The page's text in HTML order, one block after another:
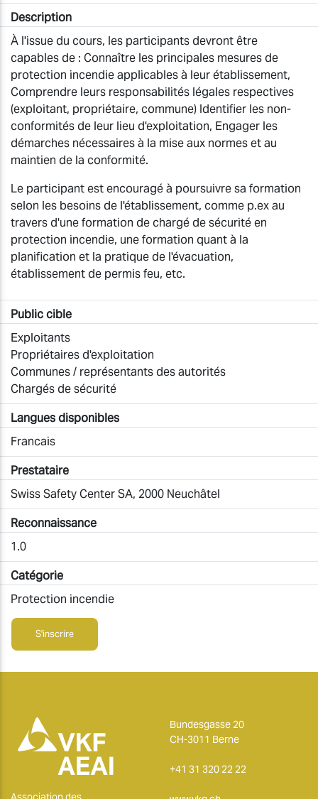
Description
À l'issue du cours, les participants devront être
capables de : Connaître les principales mesures de
protection incendie applicables à leur établissement,
Comprendre leurs responsabilités légales respectives
(exploitant, propriétaire, commune) Identifier les non-
conformités de leur lieu d'exploitation, Engager les
démarches nécessaires à la mise aux normes et au
maintien de la conformité.
Le participant est encouragé à poursuivre sa formation
selon les besoins de l'établissement, comme p.ex au
travers d'une formation de chargé de sécurité en
protection incendie, une formation quant à la
planification et la pratique de l'évacuation,
établissement de permis feu, etc.
Public cible
Exploitants
Propriétaires d'exploitation
Communes / représentants des autorités
Chargés de sécurité
Langues disponibles
Francais
Prestataire
Swiss Safety Center SA, 2000 Neuchâtel
Reconnaissance
1.0
Catégorie
Protection incendie
S'inscrire
Bundesgasse 20
CH-3011 Berne
+41 31 320 22 22